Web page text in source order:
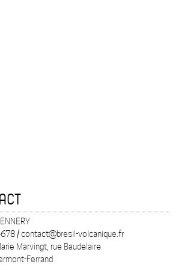
/ contact@bresil-volcanique.fr
Marvingt, rue Baudelaire
Ferrand